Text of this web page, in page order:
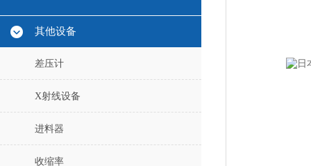
其他设备
差压计
X射线设备
进料器
收缩率